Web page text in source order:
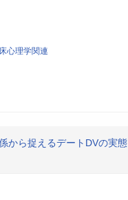
心理学関連
から捉えるデートDVの実態